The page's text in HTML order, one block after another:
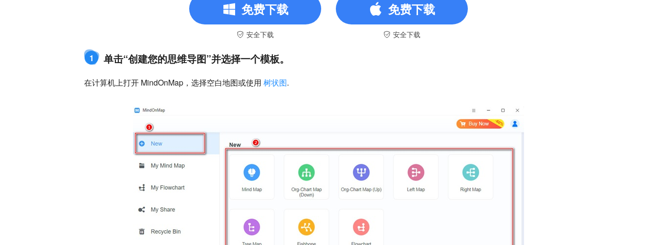
免费下载
安全下载
免费下载
安全下载
1 单击“创建您的思维导图”并选择一个模板。
在计算机上打开 MindOnMap，选择空白地图或使用 树状图.